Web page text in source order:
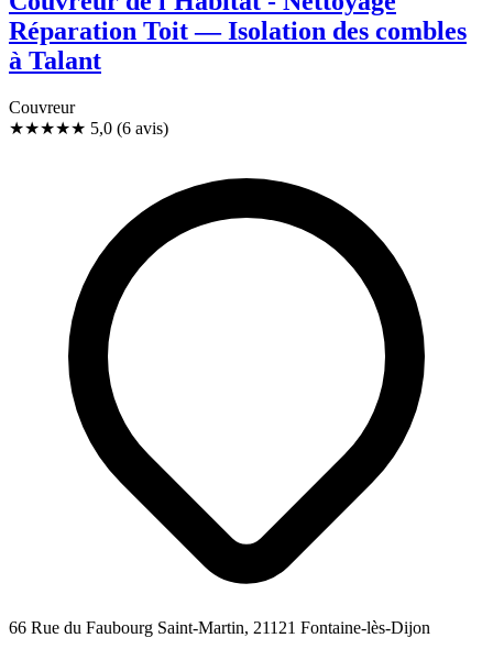
Réparation Toit — Isolation des combles
à Talant
Couvreur
★★★★★ 5,0 (6 avis)
66 Rue du Faubourg Saint-Martin, 21121 Fontaine-lès-Dijon